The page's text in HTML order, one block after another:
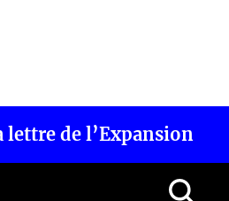
lettre de l’Expansion